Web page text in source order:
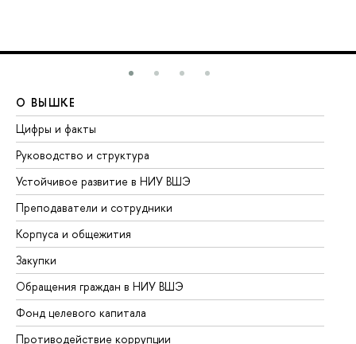
О ВЫШКЕ
Цифры и факты
Руководство и структура
Устойчивое развитие в НИУ ВШЭ
Преподаватели и сотрудники
Корпуса и общежития
Закупки
Обращения граждан в НИУ ВШЭ
Фонд целевого капитала
Противодействие коррупции